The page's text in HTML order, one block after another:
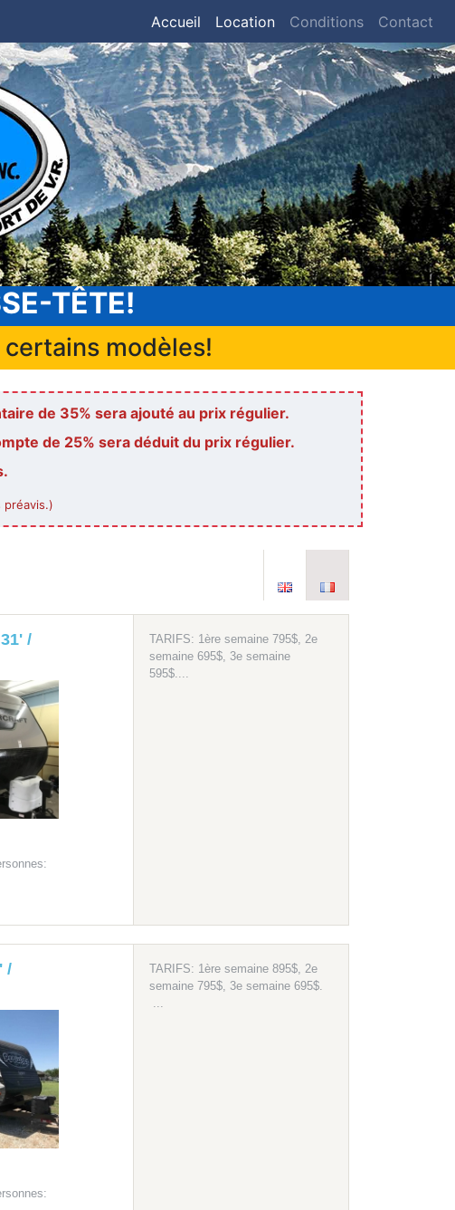
Accueil Location Conditions Contact
TÊTE!
modèles!
de 35% sera ajouté au prix régulier.
de 25% sera déduit du prix régulier.
/
TARIFS: 1ère semaine 795$, 2e
semaine 695$, 3e semaine
595$....
/
TARIFS: 1ère semaine 895$, 2e
semaine 795$, 3e semaine 695$.